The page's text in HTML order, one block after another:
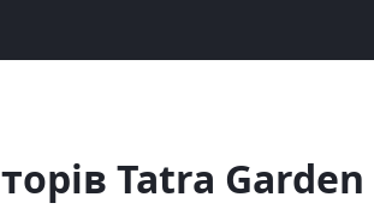
Tatra Garden